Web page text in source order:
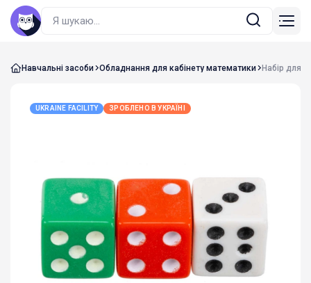
Навчальні засоби Обладнання для кабінету математики Набір для
UKRAINE FACILITY ЗРОБЛЕНО В УКРАЇНІ